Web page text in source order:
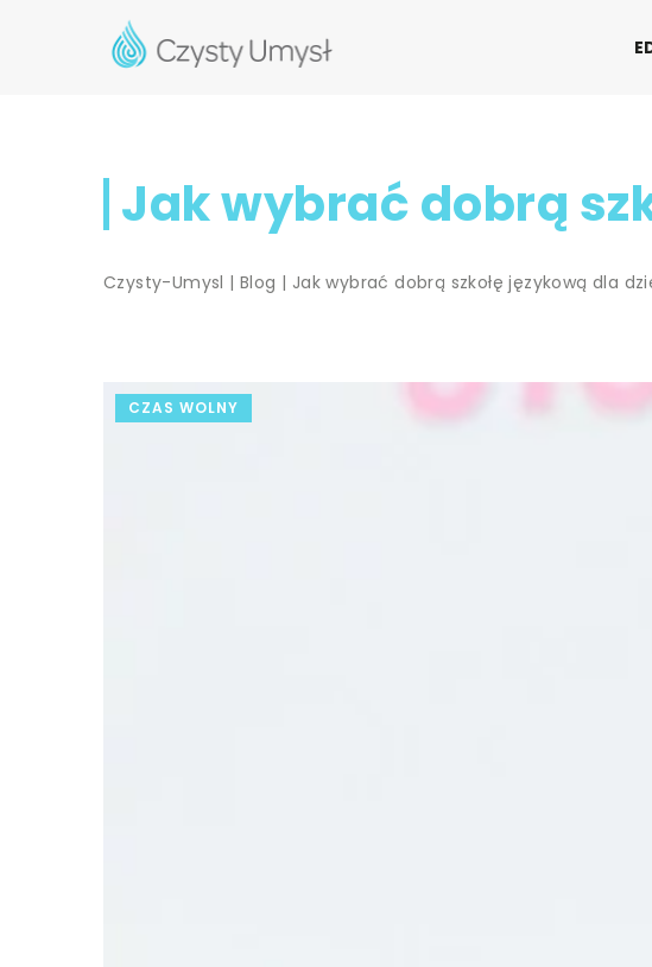
Jak wybrać dobrą
Czysty-Umysl |Blog | Jak wybrać dobrą szkołę językową dla
CZAS WOLNY